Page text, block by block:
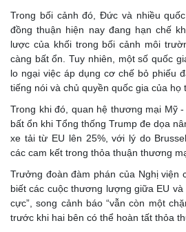
Trong bối cảnh đó, Đức và nhiều
đồng thuận hiện nay đang hạn chế
lược của khối trong bối cảnh môi
càng bất ổn. Tuy nhiên, một số quốc
lo ngại việc áp dụng cơ chế bỏ phiếu
tiếng nói và chủ quyền quốc gia của họ
Trong khi đó, quan hệ thương mại Mỹ
bất ổn khi Tổng thống Trump đe dọa
xe tải từ EU lên 25%, với lý do
các cam kết trong thỏa thuận thương
Trưởng đoàn đàm phán của Nghị viện
biết các cuộc thương lượng giữa EU và
cực”, song cảnh báo “vẫn còn một
trước khi hai bên có thể hoàn tất thỏa